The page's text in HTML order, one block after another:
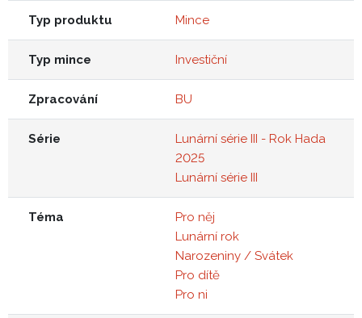
Typ produktu Mince
Typ mince Investiční
Zpracování BU
Série
Lunární série III - Rok Hada
2025
Lunární série III
Téma
Pro něj
Lunární rok
Narozeniny / Svátek
Pro dítě
Pro ni